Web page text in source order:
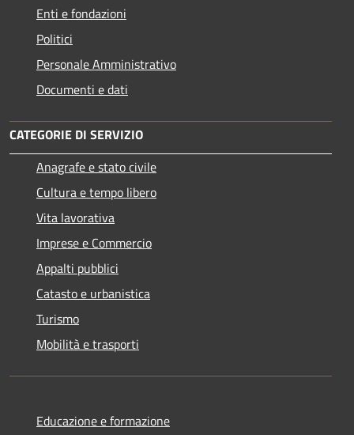
Enti e fondazioni
Politici
Personale Amministrativo
Documenti e dati
CATEGORIE DI SERVIZIO
Anagrafe e stato civile
Cultura e tempo libero
Vita lavorativa
Imprese e Commercio
Appalti pubblici
Catasto e urbanistica
Turismo
Mobilità e trasporti
Educazione e formazione